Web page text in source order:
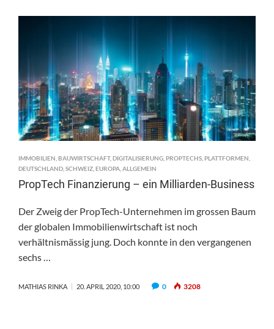
IMMOBILIEN BAUWIRTSCHAFT, DIGITALISIERUNG PROPTECHS PLATTFORMEN
DEUTSCHLAND SCHWEIZ EUROPA ALLGEMEIN
PropTech Finanzierung – ein Milliarden-Business
Der Zweig der PropTech-Unternehmen im grossen Baum
der globalen Immobilienwirtschaft ist noch
verhältnismässig jung. Doch konnte in den vergangenen
sechs …
MATHIAS RINKA 20. APRIL 2020, 10:00 0 3208